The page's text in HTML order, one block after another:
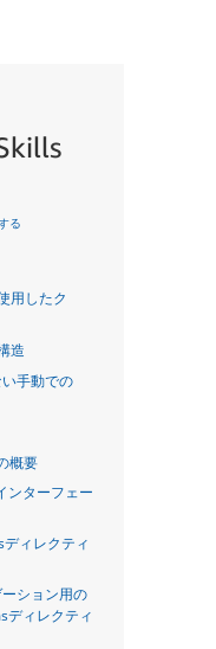
る
用したク
造
手動での
概要
ンターフェー
ィレクティ
ション用の
ディレクティ